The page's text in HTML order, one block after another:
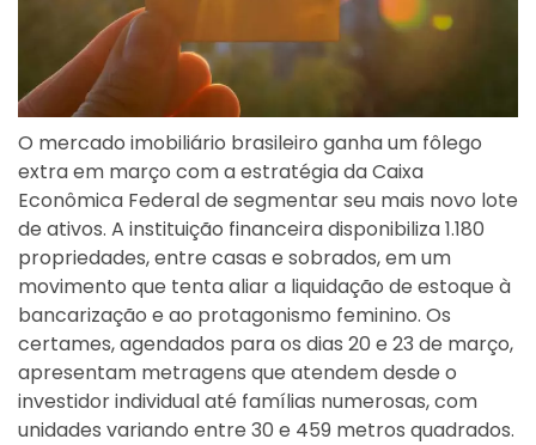
O mercado imobiliário brasileiro ganha um fôlego
extra em março com a estratégia da Caixa
Econômica Federal de segmentar seu mais novo lote
de ativos. A instituição financeira disponibiliza 1.180
propriedades, entre casas e sobrados, em um
movimento que tenta aliar a liquidação de estoque à
bancarização e ao protagonismo feminino. Os
certames, agendados para os dias 20 e 23 de março,
apresentam metragens que atendem desde o
investidor individual até famílias numerosas, com
unidades variando entre 30 e 459 metros quadrados.